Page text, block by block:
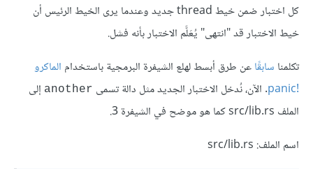
كل اختبار ضمن خيط thread جديد وعندما يرى الخيط الرئيس أن
خيط الاختبار قد "انتهى" يُعَلَّم الاختبار بأنه فشل.
تكلمنا سابقًاعن طرق أبسط لهلع الشيفرة البرمجية باستخدام الماكرو
panic!. الآن، نُدخل الاختبار الجديد مثل دالة تسمى another إلى
الملف src/lib.rs كما هو موضح في الشيفرة 3.
اسم الملف: src/lib.rs